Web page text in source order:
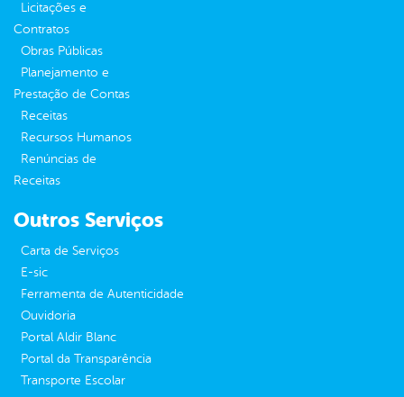
Licitações e
Contratos
Obras Públicas
Planejamento e
Prestação de Contas
Receitas
Recursos Humanos
Renúncias de
Receitas
Outros Serviços
Carta de Serviços
E-sic
Ferramenta de Autenticidade
Ouvidoria
Portal Aldir Blanc
Portal da Transparência
Transporte Escolar